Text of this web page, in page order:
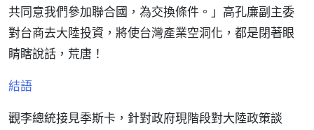
共同意我們參加聯合國，為交換條件。」高孔廉副主委
對台商去大陸投資，將使台灣產業空洞化，都是閉著眼
睛瞎說話，荒唐！
結語
觀李總統接見季斯卡，針對政府現階段對大陸政策談